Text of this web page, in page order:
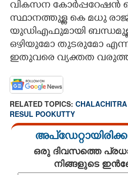
വികസന കോർപ്പറേഷൻ
സ്ഥാനത്തുള്ള കെ മധു
യുഡിഎഫുമായി
ഒഴിയുമോ തുടരുമോ എന്ന
ഇതുവരെ വ്യക്തത
RELATED TOPICS:
RESUL POOKUTTY
ഒരു ദിവസത്തെ
നിങ്ങളുടെ